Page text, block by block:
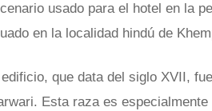
usado para el hotel en la
en la localidad hindú de
edificio, que data del siglo XVII,
Esta raza es